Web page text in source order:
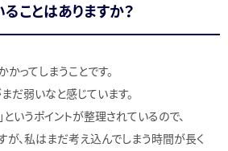
ことはありますか？
ってしまうことです。
だ弱いなと感じています。
いうポイントが整理されているので、
が、私はまだ考え込んでしまう時間が長く